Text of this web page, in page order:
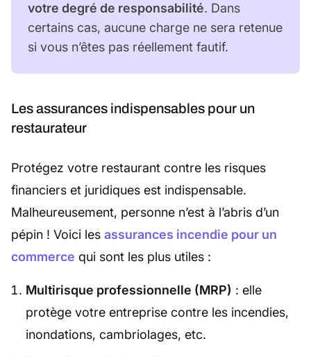
votre degré de responsabilité. Dans
certains cas, aucune charge ne sera retenue
si vous n’êtes pas réellement fautif.
Les assurances indispensables pour un
restaurateur
Protégez votre restaurant contre les risques
financiers et juridiques est indispensable.
Malheureusement, personne n’est à l’abris d’un
pépin ! Voici les assurances incendie pour un
commerce qui sont les plus utiles :
Multirisque professionnelle (MRP) : elle
protège votre entreprise contre les incendies,
inondations, cambriolages, etc.